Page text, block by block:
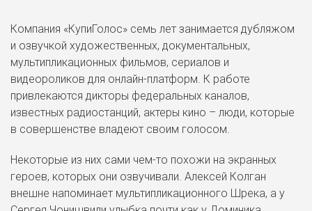
Компания «КупиГолос» семь лет занимается дубляжом
и озвучкой художественных, документальных,
мультипликационных фильмов, сериалов и
видеороликов для онлайн-платформ. К работе
привлекаются дикторы федеральных каналов,
известных радиостанций, актеры кино – люди, которые
в совершенстве владеют своим голосом.
Некоторые из них сами чем-то похожи на экранных
героев, которых они озвучивали. Алексей Колган
внешне напоминает мультипликационного Шрека, а у